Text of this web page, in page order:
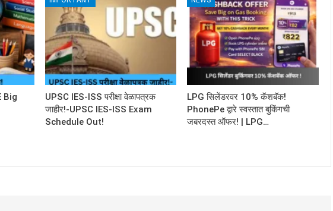
Big
UPSC IES-ISS परीक्षा वेळापत्रक
जाहीर!-UPSC IES-ISS Exam
Schedule Out!
LPG सिलेंडरवर 10% कॅशबॅक!
PhonePe द्वारे स्वस्तात बुकिंगची
जबरदस्त ऑफर! | LPG…